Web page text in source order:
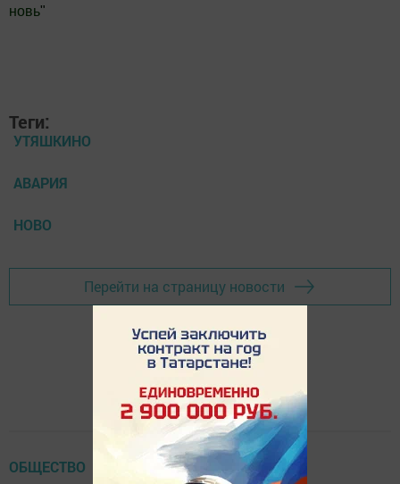
новь"
Теги:
УТЯШКИНО
АВАРИЯ
НОВО
Перейти на страницу новости
ОБЩЕСТВО